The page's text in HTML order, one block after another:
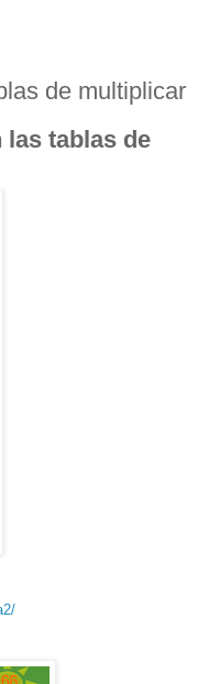
de multiplicar
las tablas de